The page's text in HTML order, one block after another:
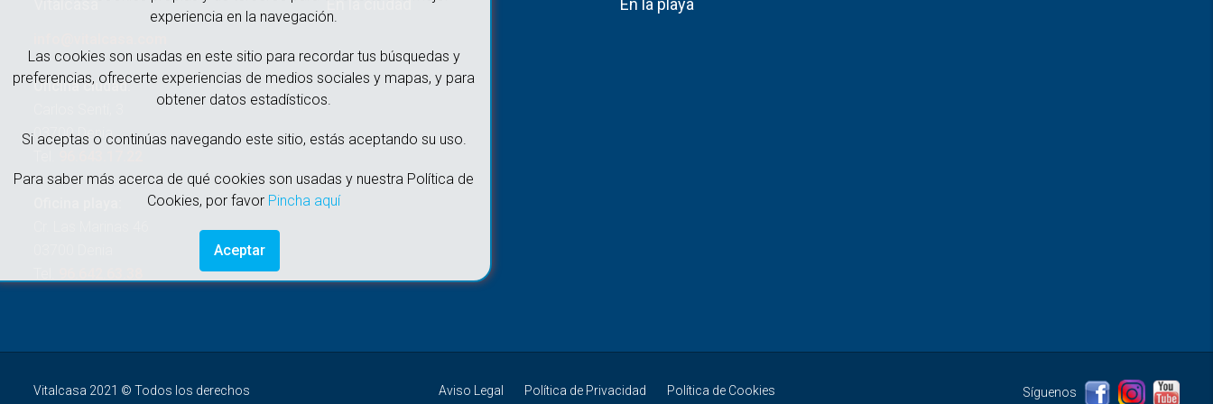
experiencia en la navegación.
Las cookies son usadas en este sitio para recordar tus búsquedas y
preferencias, ofrecerte experiencias de medios sociales y mapas, y para
obtener datos estadísticos.
Si aceptas o continúas navegando este sitio, estás aceptando su uso.
Para saber más acerca de qué cookies son usadas y nuestra Política de
Cookies, por favor Pincha aquí
Aceptar
Vitalcasa
Oficina ciudad:
03700 Denia
En la ciudad En la playa
Vitalcasa 2021 © Todos los derechos Aviso Legal Política de Privacidad Política de Cookies Síguenos